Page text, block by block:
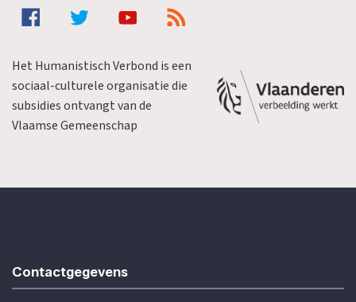
Het Humanistisch Verbond is een
sociaal-culturele organisatie die
subsidies ontvangt van de
Vlaamse Gemeenschap
Contactgegevens